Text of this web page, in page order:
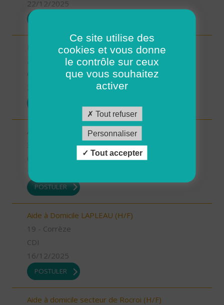
22/12/2025
Intervenant à Domicile sur ROSCOFF (H/F)
29 - Finistère
Auxiliaire de vie sociale - secteur Estang (H/F)
19/12/2025
POSTULER
Aide à Domicile LAPLEAU (H/F)
19 - Corrèze
CDI
16/12/2025
POSTULER
Aide à domicile secteur de Rocroi (H/F)
Ce site utilise des
cookies et vous donne
le contrôle sur ceux
que vous souhaitez
activer
Tout refuser
Personnaliser
Tout accepter